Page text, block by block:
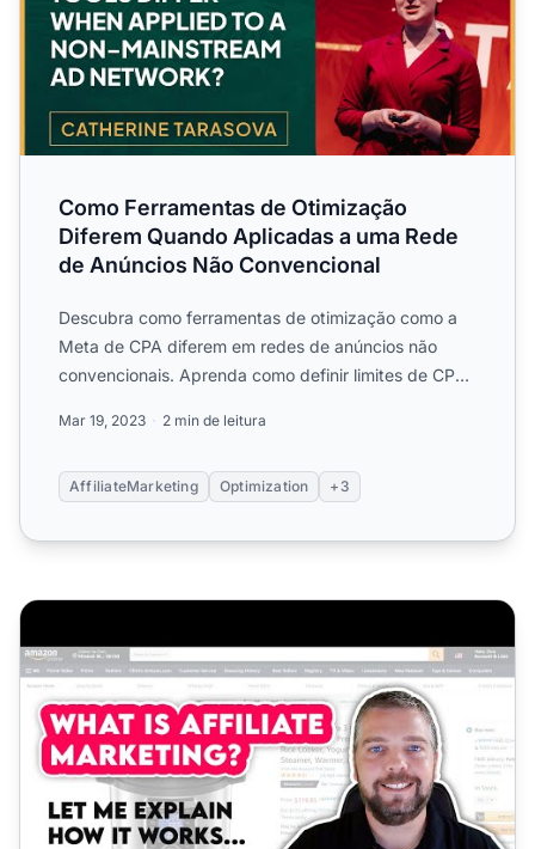
Como Ferramentas de Otimização
Diferem Quando Aplicadas a uma Rede
de Anúncios Não Convencional
Descubra como ferramentas de otimização como a
Meta de CPA diferem em redes de anúncios não
convencionais. Aprenda como definir limites de CP
Mar 19, 2023 2 min de leitura
AffiliateMarketing Optimization +3
Como Funciona o Marketing de Afiliados [Explicado]